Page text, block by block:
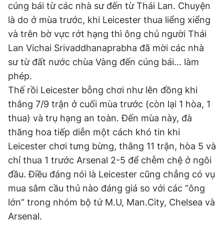
cúng bái từ các nhà sư đến từ Thái Lan. Chuyện
là do ở mùa trước, khi Leicester thua liểng xiểng
và trên bờ vực rớt hạng thì ông chủ người Thái
Lan Vichai Srivaddhanaprabha đã mời các nhà
sư từ đất nước chùa Vàng đến cúng bái... làm
phép.
Thế rồi Leicester bỗng chơi như lên đồng khi
thắng 7/9 trận ở cuối mùa trước (còn lại 1 hòa, 1
thua) và trụ hạng an toàn. Đến mùa này, đà
thăng hoa tiếp diễn một cách khó tin khi
Leicester chơi tưng bừng, thắng 11 trận, hòa 5 và
chỉ thua 1 trước Arsenal 2-5 để chễm chệ ở ngôi
đầu. Điều đáng nói là Leicester cũng chẳng có vụ
mua sắm cầu thủ nào đáng giá so với các “ông
lớn” trong nhóm bộ tứ M.U, Man.City, Chelsea và
Arsenal.